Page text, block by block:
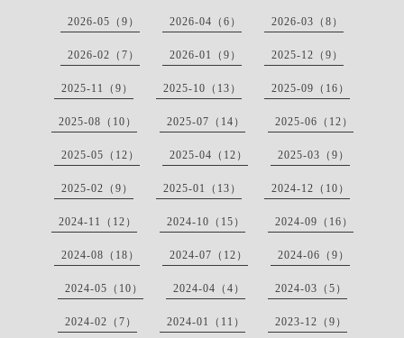
2026-05（9） 2026-04（6） 2026-03（8）
2026-02（7） 2026-01（9） 2025-12（9）
2025-11（9） 2025-10（13） 2025-09（16）
2025-08（10） 2025-07（14） 2025-06（12）
2025-05（12） 2025-04（12） 2025-03（9）
2025-02（9） 2025-01（13） 2024-12（10）
2024-11（12） 2024-10（15） 2024-09（16）
2024-08（18） 2024-07（12） 2024-06（9）
2024-05（10） 2024-04（4） 2024-03（5）
2024-02（7） 2024-01（11） 2023-12（9）